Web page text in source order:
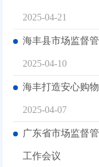
2025-04-21
海丰县市场监督
2025-04-10
海丰打造安心购
2025-04-07
广东省市场监督
工作会议